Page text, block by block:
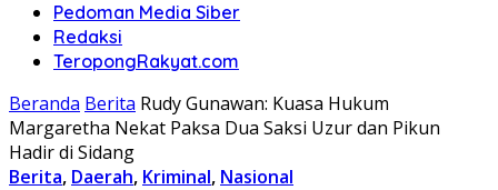
Pedoman Media Siber
Redaksi
TeropongRakyat.com
Beranda Berita Rudy Gunawan: Kuasa Hukum
Margaretha Nekat Paksa Dua Saksi Uzur dan Pikun
Hadir di Sidang
Berita, Daerah, Kriminal, Nasional